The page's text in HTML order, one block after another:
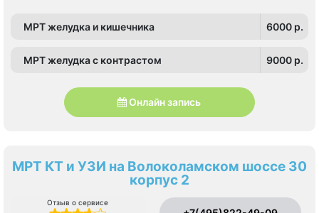
МРТ желудка и кишечника 6000 p.
МРТ желудка с контрастом 9000 p.
Онлайн запись
МРТ КТ и УЗИ на Волоколамском шоссе 30
корпус 2
Отзыв о сервисе